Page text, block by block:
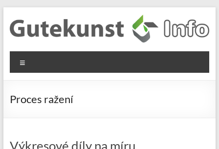
content
Gutekunst
Formfedern
GmbH
Informationen
Flachmaterial
Proces ražení
Výkresové díly na míru